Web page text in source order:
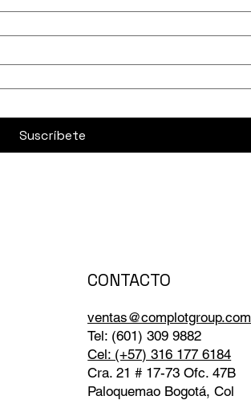
Suscríbete
CONTACTO
ventas@complotgroup.com
Tel: (601) 309 9882
Cel: (+57) 316 177 6184
Cra. 21 # 17-73 Ofc. 47B
Paloquemao Bogotá, Col